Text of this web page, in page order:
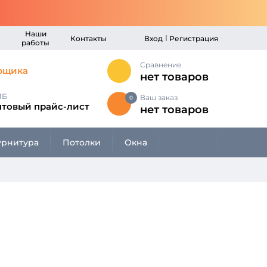
Наши
работы
Контакты Вход Регистрация
Сравнение
нет товаров
прайс-лист
0 Ваш заказ
нет товаров
Потолки Окна